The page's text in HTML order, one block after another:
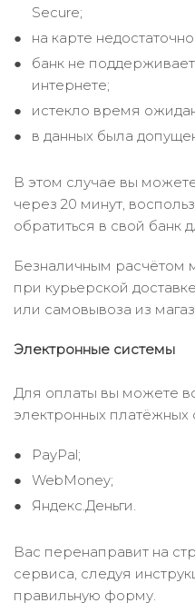
Secure;
на карте
банк не
интернете;
истекло время
в данных была
В этом случае вы
через 20 минут,
обратиться в свой банк
Безналичным расчётом
при курьерской
или самовывоза из
Электронные системы
Для оплаты вы можете
электронных платёжных
PayPal;
WebMoney;
Яндекс.Деньги.
Вас перенаправит на
сервиса, следуя
правильную форму.